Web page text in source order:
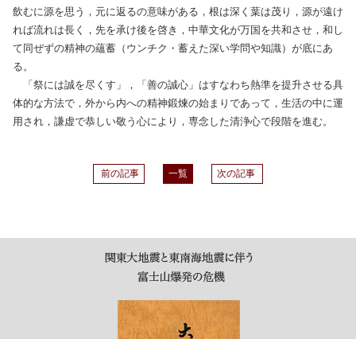
飲むに源を思う，元に返るの意味がある，根は深く葉は茂り，源が遠け
れば流れは長く，先を承け後を啓き，中華文化が万国を共和させ，和し
て同ぜずの精神の蘊蓄（ウンチク・蓄えた深い学問や知識）が底にあ
る。
「祭には誠を尽くす」，「善の誠心」はすなわち熱準を提升させる具
体的な方法で，外から内への精神鍛煉の始まりであって，生活の中に運
用され，謙虚で恭しい敬う心により，専念した清浄心で段階を進む。
前の記事 一覧 次の記事